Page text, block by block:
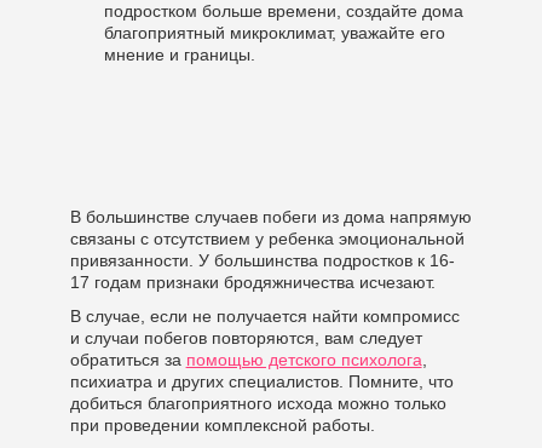
подростком больше времени, создайте дома
благоприятный микроклимат, уважайте его
мнение и границы.
В большинстве случаев побеги из дома напрямую
связаны с отсутствием у ребенка эмоциональной
привязанности. У большинства подростков к 16-
17 годам признаки бродяжничества исчезают.
В случае, если не получается найти компромисс
и случаи побегов повторяются, вам следует
обратиться за помощью детского психолога
психиатра и других специалистов. Помните, что
добиться благоприятного исхода можно только
при проведении комплексной работы.